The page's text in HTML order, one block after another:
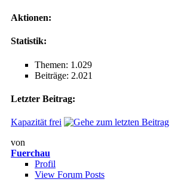
Aktionen:
Statistik:
Themen: 1.029
Beiträge: 2.021
Letzter Beitrag:
Kapazität frei
von
Fuerchau
Profil
View Forum Posts